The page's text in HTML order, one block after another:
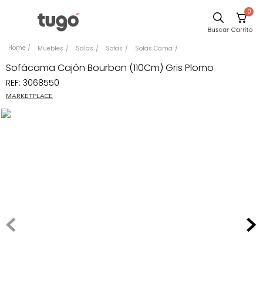
0
Muebles Salas Sofas Sofas Cama
Sofácama Cajón Bourbon (110Cm) Gris Plomo
REF: 3068550
MARKETPLACE
Comedor
Escritorio